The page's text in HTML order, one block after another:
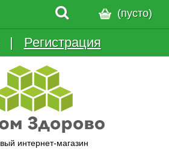
  |
Регистрация
(пусто)
интернет-магазин